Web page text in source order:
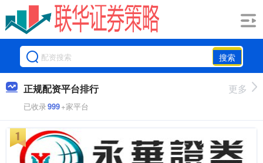
搜索
正规配资平台排行
已收录999+家平台
更多